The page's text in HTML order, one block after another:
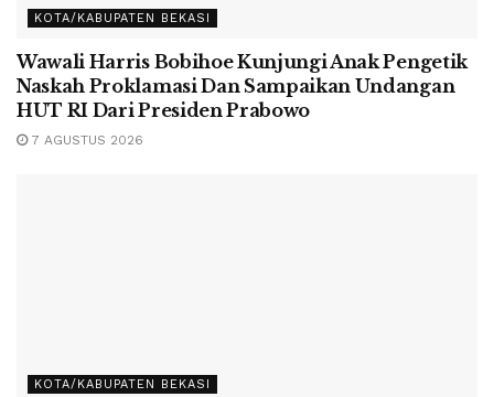
KOTA/KABUPATEN BEKASI
Wawali Harris Bobihoe Kunjungi Anak Pengetik
Naskah Proklamasi Dan Sampaikan Undangan
HUT RI Dari Presiden Prabowo
7 AGUSTUS 2026
KOTA/KABUPATEN BEKASI